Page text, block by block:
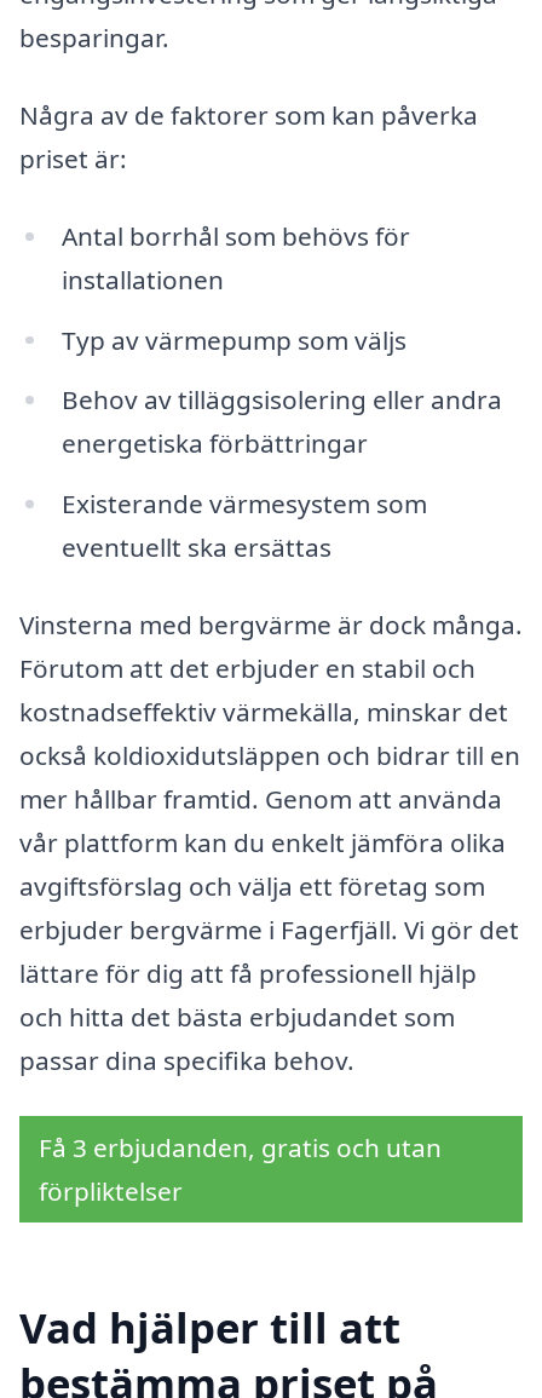
besparingar.
Några av de faktorer som kan påverka
priset är:
Antal borrhål som behövs för
installationen
Typ av värmepump som väljs
Behov av tilläggsisolering eller andra
energetiska förbättringar
Existerande värmesystem som
eventuellt ska ersättas
Vinsterna med bergvärme är dock många.
Förutom att det erbjuder en stabil och
kostnadseffektiv värmekälla, minskar det
också koldioxidutsläppen och bidrar till en
mer hållbar framtid. Genom att använda
vår plattform kan du enkelt jämföra olika
avgiftsförslag och välja ett företag som
erbjuder bergvärme i Fagerfjäll. Vi gör det
lättare för dig att få professionell hjälp
och hitta det bästa erbjudandet som
passar dina specifika behov.
Få 3 erbjudanden, gratis och utan
förpliktelser
Vad hjälper till att
bestämma priset på